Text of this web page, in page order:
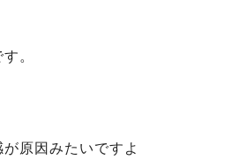
。
原因みたいですよ